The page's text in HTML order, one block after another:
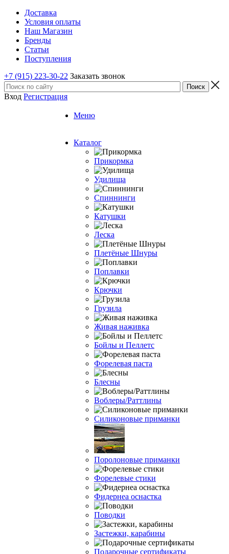
Доставка
Условия оплаты
Наш Магазин
Бренды
Статьи
Поступления
+7 (915) 223-30-22 Заказать звонок
Вход Регистрация
Меню
Каталог
Прикормка
Удилища
Спиннинги
Катушки
Леска
Плетёные Шнуры
Поплавки
Крючки
Грузила
Живая наживка
Бойлы и Пеллетс
Форелевая паста
Блесны
Воблеры/Раттлины
Силиконовые приманки
Поролоновые приманки
Форелевые стики
Фидернеа оснастка
Поводки
Застежки, карабины
Подарочные сертификаты